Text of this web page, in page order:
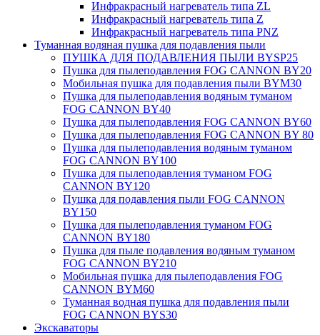
Инфракрасный нагреватель типа ZL
Инфракрасный нагреватель типа Z
Инфракрасный нагреватель типа PNZ
Туманная водяная пушка для подавления пыли
ПУШКА ДЛЯ ПОДАВЛЕНИЯ ПЫЛИ BYSP25
Пушка для пылеподавления FOG CANNON BY20
Мобильная пушка для подавления пыли BYM30
Пушка для пылеподавления водяным туманом
FOG CANNON BY40
Пушка для пылеподавления FOG CANNON BY60
Пушка для пылеподавления FOG CANNON BY 80
Пушка для пылеподавления водяным туманом
FOG CANNON BY100
Пушка для пылеподавления туманом FOG
CANNON BY120
Пушка для подавления пыли FOG CANNON
BY150
Пушка для пылеподавления туманом FOG
CANNON BY180
Пушка для пыле подавления водяным туманом
FOG CANNON BY210
Мобильная пушка для пылеподавления FOG
CANNON BYM60
Туманная водная пушка для подавления пыли
FOG CANNON BYS30
Экскаваторы